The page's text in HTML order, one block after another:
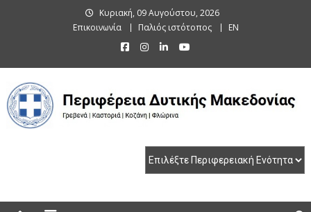
Κυριακή, 09 Αυγούστου, 2026
Επικοινωνία
Παλιός ιστότοπος EN